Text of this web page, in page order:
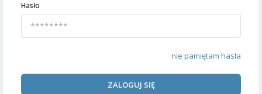
Hasło
nie pamiętam hasła
ZALOGUJ SIĘ